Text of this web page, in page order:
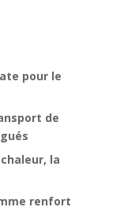
pour le
de
la
renfort